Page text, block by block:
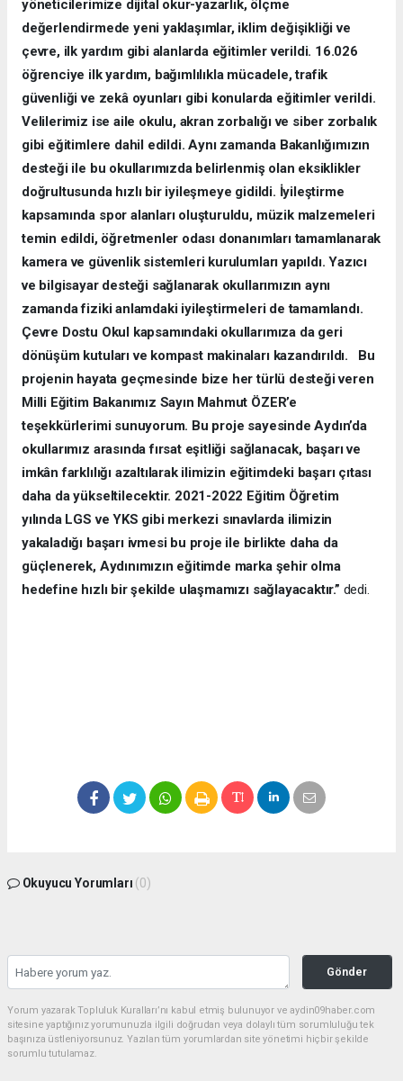
yöneticilerimize dijital okur-yazarlık, ölçme
değerlendirmede yeni yaklaşımlar, iklim değişikliği ve
çevre, ilk yardım gibi alanlarda eğitimler verildi. 16.026
öğrenciye ilk yardım, bağımlılıkla mücadele, trafik
güvenliği ve zekâ oyunları gibi konularda eğitimler verildi.
Velilerimiz ise aile okulu, akran zorbalığı ve siber zorbalık
gibi eğitimlere dahil edildi. Aynı zamanda Bakanlığımızın
desteği ile bu okullarımızda belirlenmiş olan eksiklikler
doğrultusunda hızlı bir iyileşmeye gidildi. İyileştirme
kapsamında spor alanları oluşturuldu, müzik malzemeleri
temin edildi, öğretmenler odası donanımları tamamlanarak
kamera ve güvenlik sistemleri kurulumları yapıldı. Yazıcı
ve bilgisayar desteği sağlanarak okullarımızın aynı
zamanda fiziki anlamdaki iyileştirmeleri de tamamlandı.
Çevre Dostu Okul kapsamındaki okullarımıza da geri
dönüşüm kutuları ve kompast makinaları kazandırıldı.
Bu
projenin hayata geçmesinde bize her türlü desteği veren
Milli Eğitim Bakanımız Sayın Mahmut ÖZER’e
teşekkürlerimi sunuyorum. Bu proje sayesinde Aydın’da
okullarımız arasında fırsat eşitliği sağlanacak, başarı ve
imkân farklılığı azaltılarak ilimizin eğitimdeki başarı çıtası
daha da yükseltilecektir. 2021-2022 Eğitim Öğretim
yılında LGS ve YKS gibi merkezi sınavlarda ilimizin
yakaladığı başarı ivmesi bu proje ile birlikte daha da
güçlenerek, Aydınımızın eğitimde marka şehir olma
hedefine hızlı bir şekilde ulaşmamızı sağlayacaktır.” dedi.
Okuyucu Yorumları (0)
Gönder
Yorum yazarak Topluluk Kuralları’nı kabul etmiş bulunuyor ve aydin09haber.com
sitesine yaptığınız yorumunuzla ilgili doğrudan veya dolaylı tüm sorumluluğu tek
başınıza üstleniyorsunuz. Yazılan tüm yorumlardan site yönetimi hiçbir şekilde
sorumlu tutulamaz.